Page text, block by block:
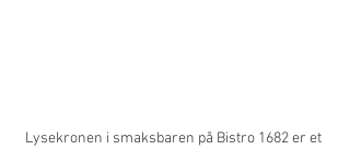
Lysekronen i smaksbaren på Bistro 1682 er et